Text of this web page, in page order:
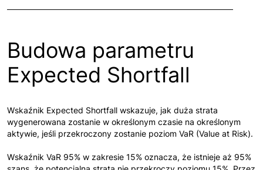
Budowa parametru
Expected Shortfall
Wskaźnik Expected Shortfall wskazuje, jak duża strata
wygenerowana zostanie w określonym czasie na określonym
aktywie, jeśli przekroczony zostanie poziom VaR (Value at Risk).
Wskaźnik VaR 95% w zakresie 15% oznacza, że istnieje aż 95%